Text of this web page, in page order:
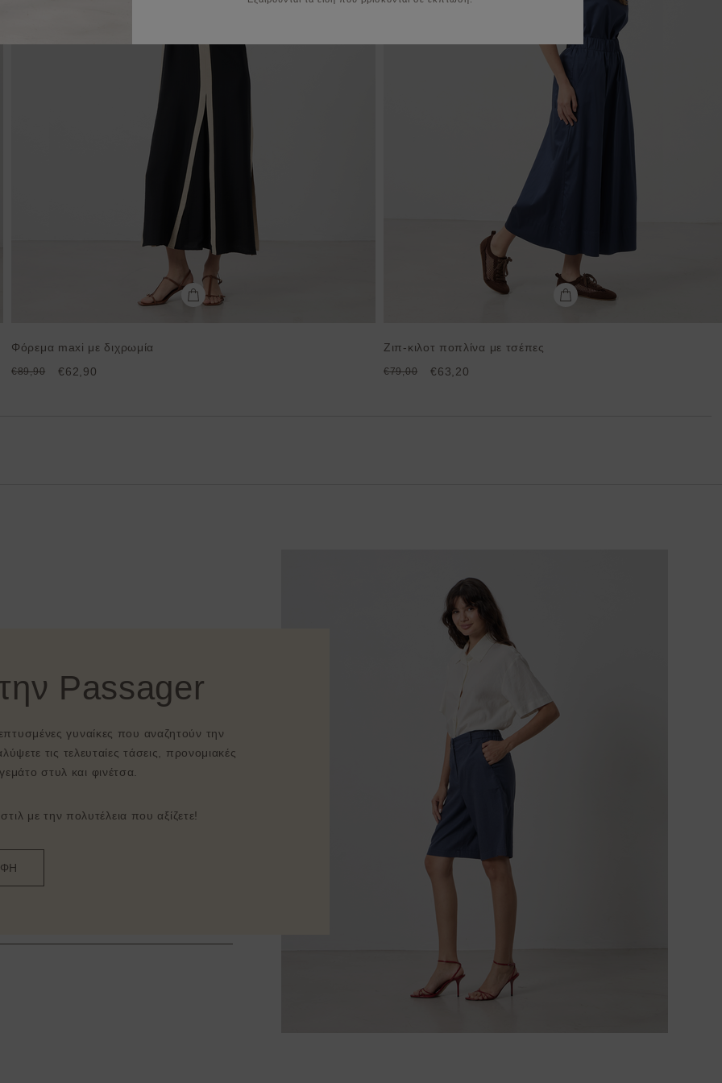
Φόρεμα maxi με διχρωμία
€89,90 €62,90
Ζιπ-κιλοτ ποπλίνα με τσέπες
€79,00 €63,20
Passager
γυναίκες που αναζητούν την
τις τελευταίες τάσεις, προνομιακές
στυλ και φινέτσα.
με την πολυτέλεια που αξίζετε!